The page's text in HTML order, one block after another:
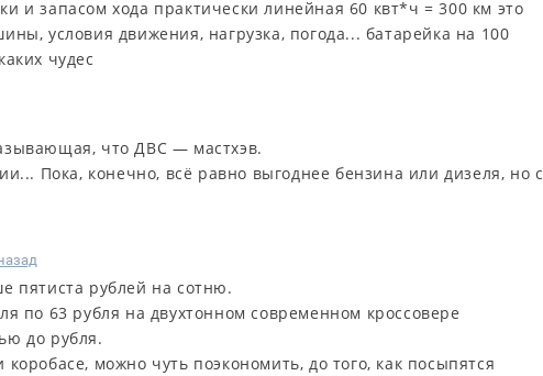
и запасом хода практически линейная 60 квт*ч = 300 км это
условия движения, нагрузка, погода... батарейка на 100
чудес
что ДВС — мастхэв.
Пока, конечно, всё равно выгоднее бензина или дизеля, но с
пятиста рублей на сотню.
по 63 рубля на двухтонном современном кроссовере
до рубля.
можно чуть поэкономить, до того, как посыпятся